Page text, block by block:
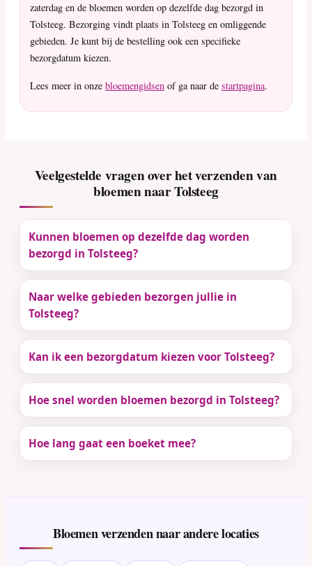
zaterdag en de bloemen worden op dezelfde dag bezorgd in
Tolsteeg. Bezorging vindt plaats in Tolsteeg en omliggende
gebieden. Je kunt bij de bestelling ook een specifieke
bezorgdatum kiezen.
Lees meer in onze bloemengidsen of ga naar de startpagina.
Veelgestelde vragen over het verzenden van
bloemen naar Tolsteeg
Kunnen bloemen op dezelfde dag worden
bezorgd in Tolsteeg?
Naar welke gebieden bezorgen jullie in
Tolsteeg?
Kan ik een bezorgdatum kiezen voor Tolsteeg?
Hoe snel worden bloemen bezorgd in Tolsteeg?
Hoe lang gaat een boeket mee?
Bloemen verzenden naar andere locaties